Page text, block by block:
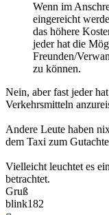
Wenn im
eingereicht
das höhere
jeder hat die
Freunden/
zu können.
Nein, aber fast jeder
Verkehrsmitteln
Andere Leute haben
dem Taxi zum
Vielleicht leuchtet es
betrachtet.
Gruß
blink182